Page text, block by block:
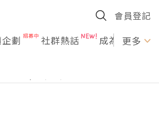
會員登記
劃 社群熱話 成為U更多